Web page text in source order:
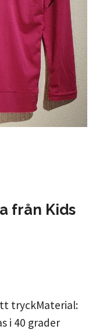
från Kids
tryckMaterial:
i 40 grader